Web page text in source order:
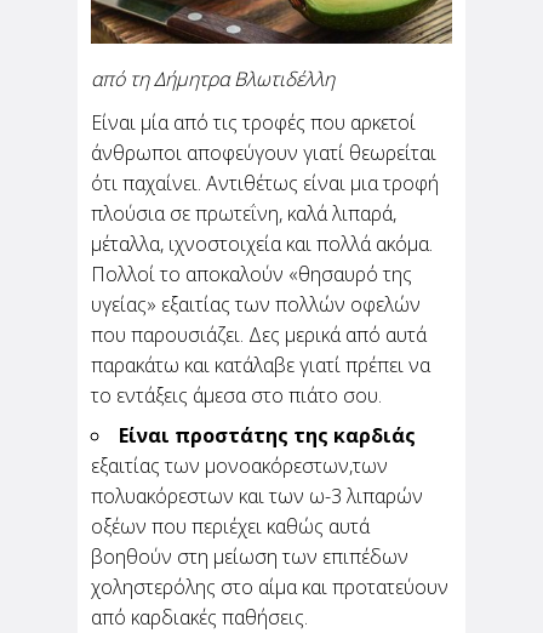
Ποιες τροφές βοηθούν τον
μεταβολισμό σου;
από την Κατερίνα Πιπέρη
Είμαι σίγουρη πως αν προσπαθείς να χάσεις
τα περιττά κιλά -εννοείται πως όλοι έχουμε- ή
αν προσπαθείς να υιοθετήσεις έναν πιο
υγιεινό...
Θεωρείς "ταμπού" να
πηγαίνεις για καφέ μόνη
σου;
Σου γράφω από ένα καφέ. Πολύ κεντρικό στην
περιοχή που μένω, πολύ μοδάτο, πολύ
ωραίο. Γιατί το παινεύω τόσο; Για να
διευκρινίσω πως κάθομαι εδώ και πίνω μόνη
μου καφέ. Για μένα...
από τη Δήμητρα Βλωτιδέλλη
Είναι μία από τις τροφές που αρκετοί
άνθρωποι αποφεύγουν γιατί θεωρείται
ότι παχαίνει. Αντιθέτως είναι μια τροφή
πλούσια σε πρωτεΐνη, καλά λιπαρά,
μέταλλα, ιχνοστοιχεία και πολλά ακόμα.
Πολλοί το αποκαλούν «θησαυρό της
υγείας» εξαιτίας των πολλών οφελών
που παρουσιάζει. Δες μερικά από αυτά
παρακάτω και κατάλαβε γιατί πρέπει να
το εντάξεις άμεσα στο πιάτο σου.
Είναι προστάτης της καρδιάς
εξαιτίας των μονοακόρεστων,των
πολυακόρεστων και των ω-3 λιπαρών
οξέων που περιέχει καθώς αυτά
βοηθούν στη μείωση των επιπέδων
χοληστερόλης στο αίμα και προτατεύουν
από καρδιακές παθήσεις.